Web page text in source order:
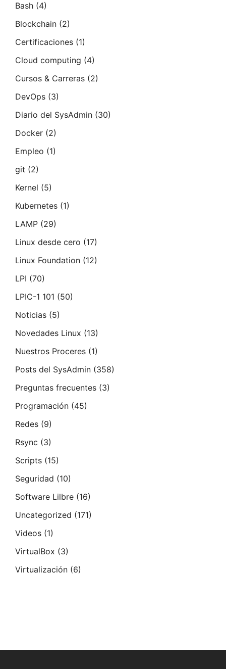
Bash (4)
Blockchain (2)
Certificaciones (1)
Cloud computing (4)
Cursos & Carreras (2)
DevOps (3)
Diario del SysAdmin (30)
Docker (2)
Empleo (1)
git (2)
Kernel (5)
Kubernetes (1)
LAMP (29)
Linux desde cero (17)
Linux Foundation (12)
LPI (70)
LPIC-1 101 (50)
Noticias (5)
Novedades Linux (13)
Nuestros Proceres (1)
Posts del SysAdmin (358)
Preguntas frecuentes (3)
Programación (45)
Redes (9)
Rsync (3)
Scripts (15)
Seguridad (10)
Software Lilbre (16)
Uncategorized (171)
Videos (1)
VirtualBox (3)
Virtualización (6)